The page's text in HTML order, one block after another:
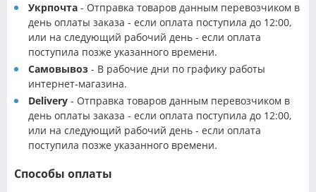
Укрпочта - Отправка товаров данным перевозчиком в
день оплаты заказа - если оплата поступила до 12:00,
или на следующий рабочий день - если оплата
поступила позже указанного времени.
Самовывоз - В рабочие дни по графику работы
интернет-магазина.
Delivery - Отправка товаров данным перевозчиком в
день оплаты заказа - если оплата поступила до 12:00,
или на следующий рабочий день - если оплата
поступила позже указанного времени.
Способы оплаты